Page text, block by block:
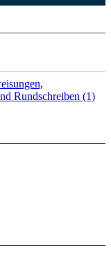
Rundschreiben (1)